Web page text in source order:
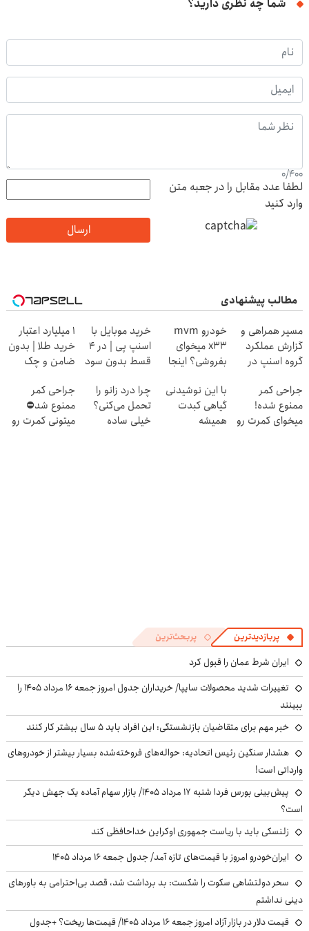
شما چه نظری دارید؟
0/400
لطفا عدد مقابل را در جعبه متن
وارد کنید
ارسال
مطالب پیشنهادی
مسیر همراهی و
گزارش عملکرد
گروه اسنپ در
خودرو mvm
x33 میخوای
بفروشی؟ اینجا
میره
خرید موبایل با
اسنپ پی | در ۴
قسط بدون سود
۱ میلیارد اعتبار
خرید طلا | بدون
ضامن و چک
جراحی کمر
ممنوع شده!
میخوای کمرت رو
با این نوشیدنی
گیاهی کبدت
همیشه
چرا درد زانو را
تحمل می‌کنی؟
خیلی ساده
جراحی کمر
ممنوع شد⛔
میتونی کمرت رو
پربازدیدترین پربحث‌ترین
ایران شرط عمان را قبول کرد
تغییرات شدید محصولات سایپا/ خریداران جدول امروز جمعه ۱۶ مرداد ۱۴۰۵ را
ببینند
خبر مهم برای متقاضیان بازنشستگی: این افراد باید ۵ سال بیشتر کار کنند
هشدار سنگین رئیس اتحادیه: حواله‌های فروخته‌شده بسیار بیشتر از خودروهای
وارداتی است!
پیش‌بینی بورس فردا شنبه ۱۷ مرداد ۱۴۰۵/ بازار سهام آماده یک جهش دیگر
است؟
زلنسکی باید با ریاست جمهوری اوکراین خداحافظی کند
ایران‌خودرو امروز با قیمت‌های تازه آمد/ جدول جمعه ۱۶ مرداد ۱۴۰۵
سحر دولتشاهی سکوت را شکست: بد برداشت شد، قصد بی‌احترامی به باورهای
دینی نداشتم
قیمت دلار در بازار آزاد امروز جمعه ۱۶ مرداد ۱۴۰۵/ قیمت‌ها ریخت؟ +جدول